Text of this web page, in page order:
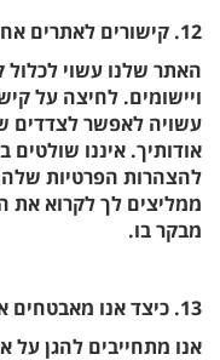
12. קישורים לאתרים אחרים
האתר שלנו עשוי לכלול
ויישומים. לחיצה על
עשויה לאפשר לצדדים
אודותיך. איננו
להצהרות הפרטיות
ממליצים לך לקרוא
מבקר בו.
13. כיצד אנו מאבטחים את המידע שלך
אנו מתחייבים להגן על